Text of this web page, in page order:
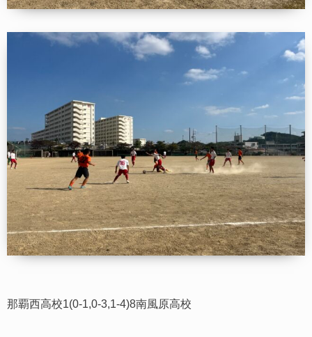
那覇西高校1(0-1,0-3,1-4)8南風原高校